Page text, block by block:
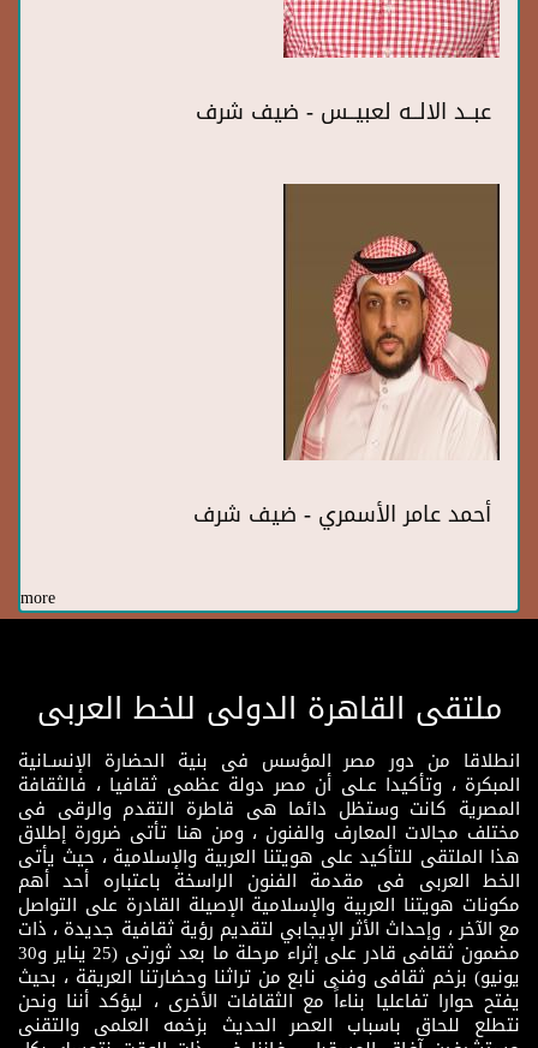
عبــد الالــه لعبيــس - ضيف شرف
أحمد عامر الأسمري - ضيف شرف
more
ملتقى القاهرة الدولى للخط العربى
انطلاقا من دور مصر المؤسس فى بنية الحضارة الإنسـانية
المبكرة ، وتأكيدا عـلى أن مصر دولة عظمى ثقافيا ، فالثقافة
المصرية كانت وستظل دائما هى قاطرة التقدم والرقى فى
مختلف مجالات المعارف والفنون ، ومن هنا تأتى ضرورة إطلاق
هذا الملتقى للتأكيد على هويتنا العربية والإسلامية ، حيث يأتى
الخط العربى فى مقدمة الفنون الراسخة باعتباره أحد أهم
مكونات هويتنا العربية والإسلامية الإصيلة القادرة على التواصل
مع الآخر ، وإحداث الأثر الإيجابي لتقديم رؤية ثقافية جديدة ، ذات
مضمون ثقافى قادر على إثراء مرحلة ما بعد ثورتى (25 يناير و30
يونيو) بزخم ثقافى وفنى نابع من تراثنا وحضارتنا العريقة ، بحيث
يفتح حوارا تفاعليا بناءاً مع الثقافات الأخرى ، ليؤكد أننا ونحن
نتطلع للحاق باسباب العصر الحديث بزخمه العلمى والتقنى